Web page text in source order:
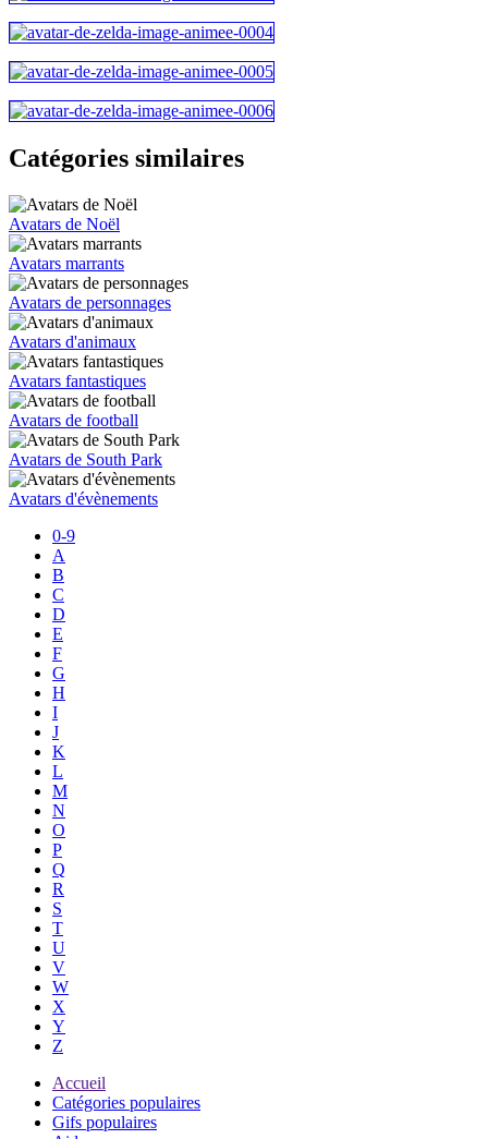
Catégories similaires
Avatars de Noël
Avatars marrants
Avatars de personnages
Avatars d'animaux
Avatars fantastiques
Avatars de football
Avatars de South Park
Avatars d'évènements
0-9
A
B
C
D
E
F
G
H
I
J
K
L
M
N
O
P
Q
R
S
T
U
V
W
X
Y
Z
Accueil
Catégories populaires
Gifs populaires